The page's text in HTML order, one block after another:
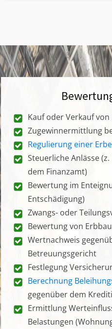
Kauf oder Verkauf
Zugewinnermittlung
Regulierung einer
Steuerliche Anlässe
dem Finanzamt)
Bewertung im
Entschädigung)
Zwangs- oder
Bewertung von
Wertnachweis
Betreuungsgericht
Festlegung
Berechnung
gegenüber dem
Ermittlung
Belastungen